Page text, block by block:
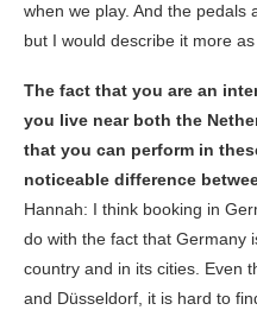
when we play. And the pedals
but I would describe it more as
The fact that you are an
you live near both the
that you can perform in
noticeable difference
Hannah: I think booking in
do with the fact that Germany
country and in its cities. Even
and Düsseldorf, it is hard to